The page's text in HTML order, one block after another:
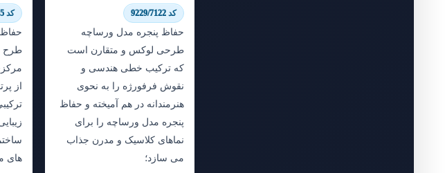
کد 9229/7122
حفاظ پنجره مدل ورساچه
طرحی لوکس و متقارن است
که ترکیب خطی هندسی و
نقوش فرفورژه را به نحوی
هنرمندانه در هم آمیخته و حفاظ
پنجره مدل ورساچه را برای
نماهای کلاسیک و مدرن جذاب
می سازد؛
کد 9561/7155
طرح
از
های